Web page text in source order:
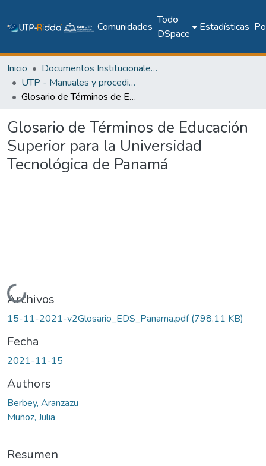
Comunidades
Todo
DSpace
Estadísticas
Inicio
Documentos Institucionales y Memoria Universitaria
UTP - Manuales y procedimientos
Glosario de Términos de Educación Superior para la Universidad Tecnológica de Panamá
Glosario de Términos de Educación
Superior para la Universidad
Tecnológica de Panamá
Cargando...
Archivos
15-11-2021-v2Glosario_EDS_Panama.pdf(798.11 KB)
Fecha
2021-11-15
Authors
Berbey, Aranzazu
Muñoz, Julia
Resumen